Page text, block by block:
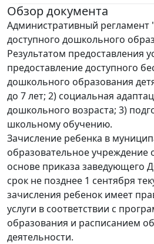
Обзор документа
Административный регламент
доступного дошкольного
Результатом предоставления
предоставление доступного
дошкольного образования
до 7 лет; 2) социальная
дошкольного возраста; 3)
школьному обучению.
Зачисление ребенка в
образовательное учреждение
основе приказа заведующего
срок не позднее 1 сентября
зачисления ребенок имеет
услуги в соответствии с
образования и расписанием
деятельности.